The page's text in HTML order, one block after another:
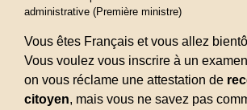
administrative (Première ministre)
Vous êtes Français et vous allez
Vous voulez vous inscrire à un
on vous réclame une attestation de
citoyen, mais vous ne savez pas